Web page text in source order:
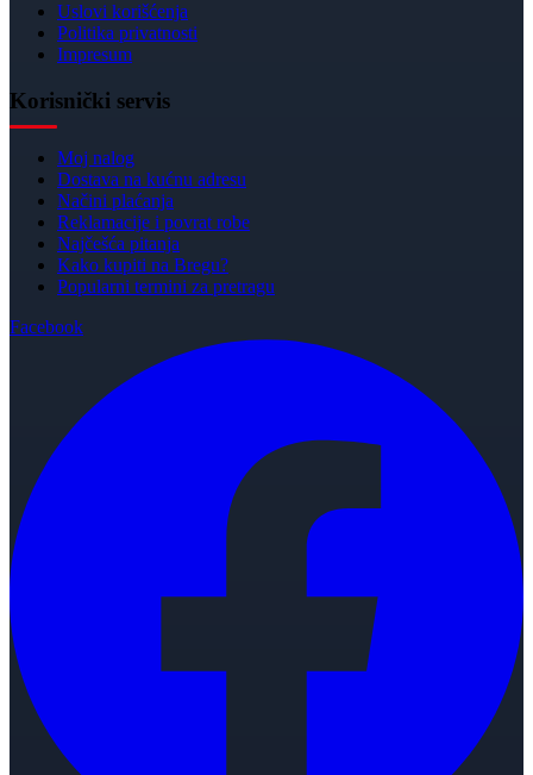
Uslovi korišćenja
Politika privatnosti
Impresum
Korisnički servis
Moj nalog
Dostava na kućnu adresu
Načini plaćanja
Reklamacije i povrat robe
Najčešća pitanja
Kako kupiti na Bregu?
Popularni termini za pretragu
Facebook